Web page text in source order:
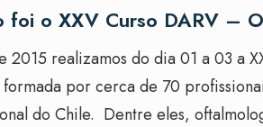
foi o XXV Curso DARV –
2015 realizamos do dia 01 a 03 a
por cerca de 70
do Chile. Dentre eles,